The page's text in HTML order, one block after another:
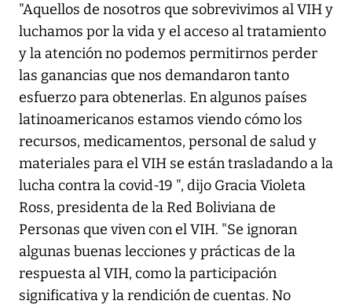
"Aquellos de nosotros que sobrevivimos al VIH y
luchamos por la vida y el acceso al tratamiento
y la atención no podemos permitirnos perder
las ganancias que nos demandaron tanto
esfuerzo para obtenerlas. En algunos países
latinoamericanos estamos viendo cómo los
recursos, medicamentos, personal de salud y
materiales para el VIH se están trasladando a la
lucha contra la covid-19 ", dijo Gracia Violeta
Ross, presidenta de la Red Boliviana de
Personas que viven con el VIH. "Se ignoran
algunas buenas lecciones y prácticas de la
respuesta al VIH, como la participación
significativa y la rendición de cuentas. No